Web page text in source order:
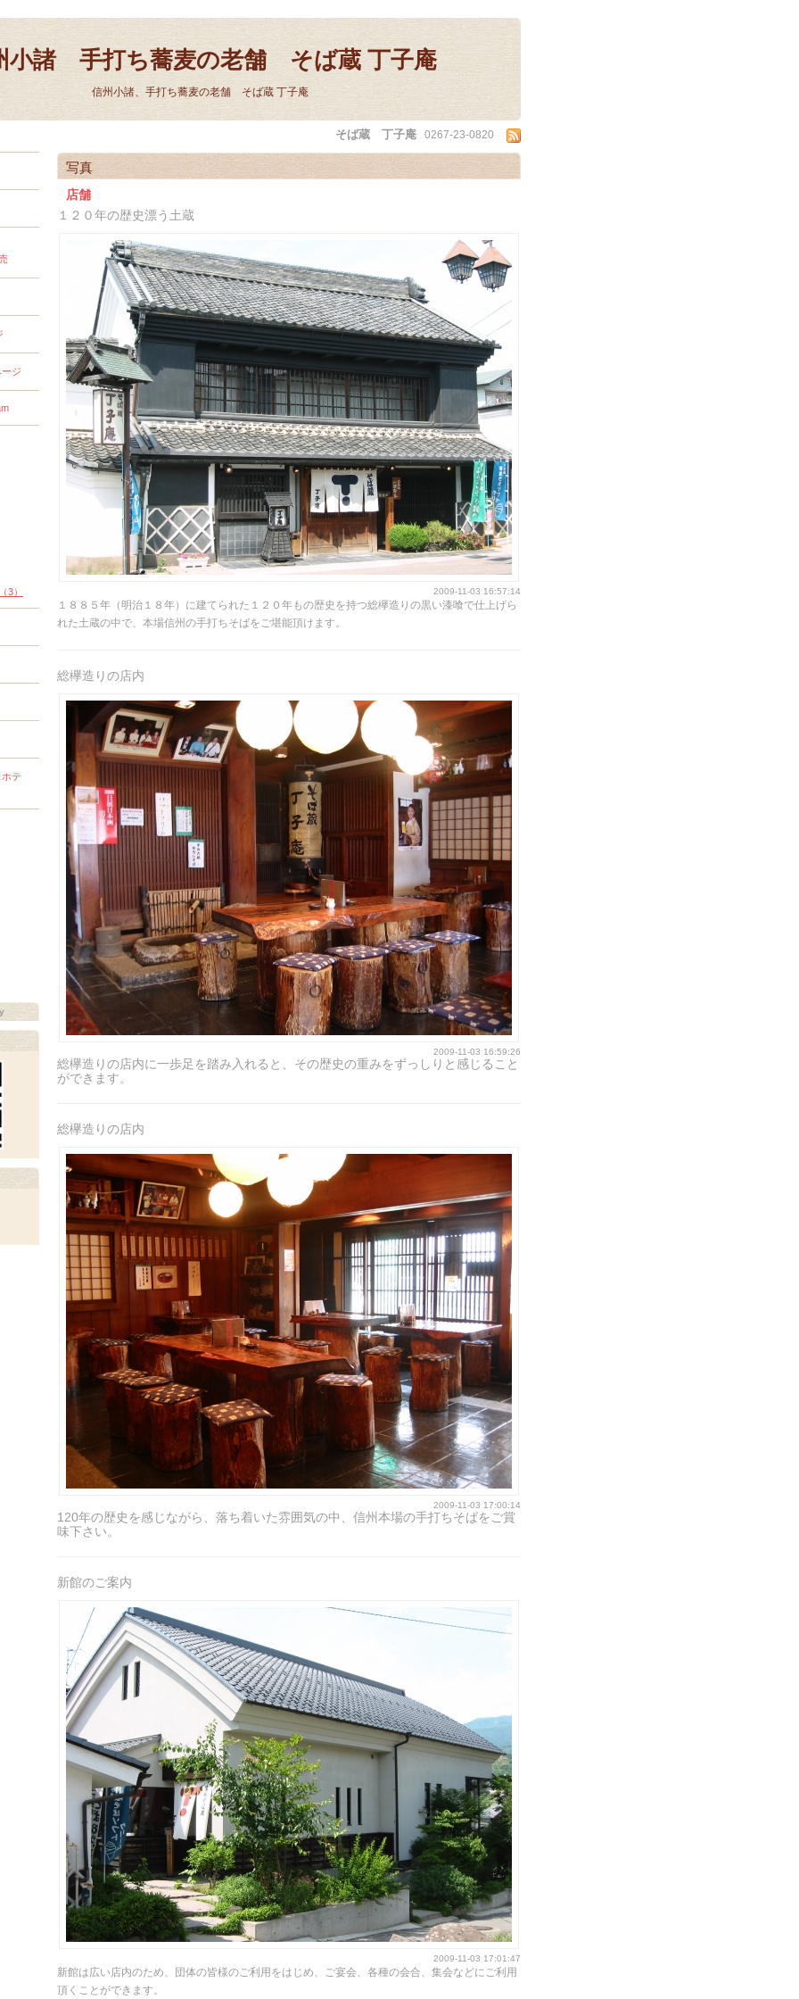
小諸 手打ち蕎麦の老舗 そば蔵 丁子庵
信州小諸、手打ち蕎麦の老舗 そば蔵 丁子庵
そば蔵 丁子庵 0267-23-0820
写真
店舗
１２０年の歴史漂う土蔵
2009-11-03 16:57:14
１８８５年（明治１８年）に建てられた１２０年もの歴史を持つ総欅造りの黒い漆喰で仕上げら
れた土蔵の中で、本場信州の手打ちそばをご堪能頂けます。
総欅造りの店内
2009-11-03 16:59:26
総欅造りの店内に一歩足を踏み入れると、その歴史の重みをずっしりと感じること
ができます。
総欅造りの店内
2009-11-03 17:00:14
120年の歴史を感じながら、落ち着いた雰囲気の中、信州本場の手打ちそばをご賞
味下さい。
新館のご案内
2009-11-03 17:01:47
新館は広い店内のため、団体の皆様のご利用をはじめ、ご宴会、各種の会合、集会などにご利用
頂くことができます。
ジ
3）
テ